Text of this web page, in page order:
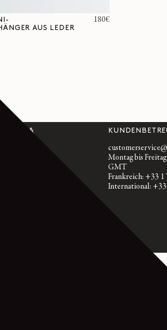
AUS LEDER
Normaler
180€
&
Montag bis
GMT
Frankreich: +33 1
International: +33
COCOA